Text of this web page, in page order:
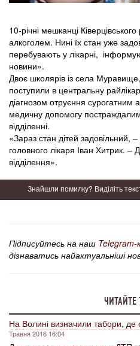
10-річні мешканці
алкоголем. Нині їх стан уже
перебувають у лікарні,
новини».
Двоє школярів із села
поступили в центральну
діагнозом отруєння сурогатним
медичну допомогу
відділенні.
«Зараз стан дітей задовільний,
головного лікаря Іван Хитрик. –
відділення».
Знайшли помилку? Виділіть
Підписуйтесь на наш Telegram-
дізнаватись найактуальніші
На Волині визначили табори, де
Травня 2016 16:04